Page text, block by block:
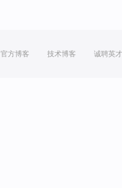
官方博客 技术博客 诚聘英才